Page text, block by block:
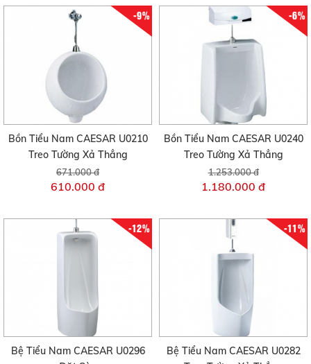
-9%
Bồn Tiểu Nam CAESAR U0210
Treo Tường Xả Thẳng
671.000 đ
610.000 đ
-6%
Bồn Tiểu Nam CAESAR U0240
Treo Tường Xả Thẳng
1.253.000 đ
1.180.000 đ
-12%
Bệ Tiểu Nam CAESAR U0296
-11%
Bệ Tiểu Nam CAESAR U0282